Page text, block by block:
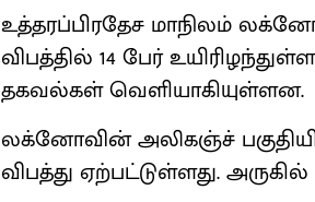
உத்தரப்பிரதேச மாநிலம்
விபத்தில் 14 பேர்
தகவல்கள் வெளியாகியுள்ளன.
லக்னோவின் அலிகஞ்ச்
விபத்து ஏற்பட்டுள்ளது.